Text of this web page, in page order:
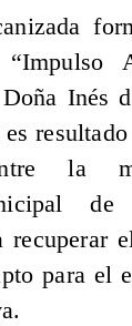
Inés
entre la
de
recuperar
para el